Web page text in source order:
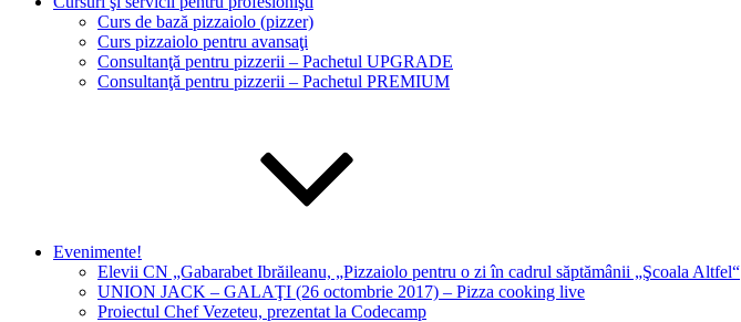
Curs de bază pizzaiolo (pizzer)
Curs pizzaiolo pentru avansaţi
Consultanţă pentru pizzerii – Pachetul UPGRADE
Consultanţă pentru pizzerii – Pachetul PREMIUM
Evenimente!
Elevii CN „Gabarabet Ibrăileanu, „Pizzaiolo pentru o zi în cadrul săptămânii „Şcoala Altfel“
UNION JACK – GALAŢI (26 octombrie 2017) – Pizza cooking live
Proiectul Chef Vezeteu, prezentat la Codecamp